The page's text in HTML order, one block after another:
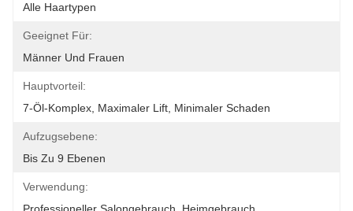
Alle Haartypen
Geeignet Für:
Männer Und Frauen
Hauptvorteil:
7-Öl-Komplex, Maximaler Lift, Minimaler Schaden
Aufzugsebene:
Bis Zu 9 Ebenen
Verwendung: